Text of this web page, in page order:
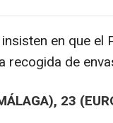
en que el
recogida de
23